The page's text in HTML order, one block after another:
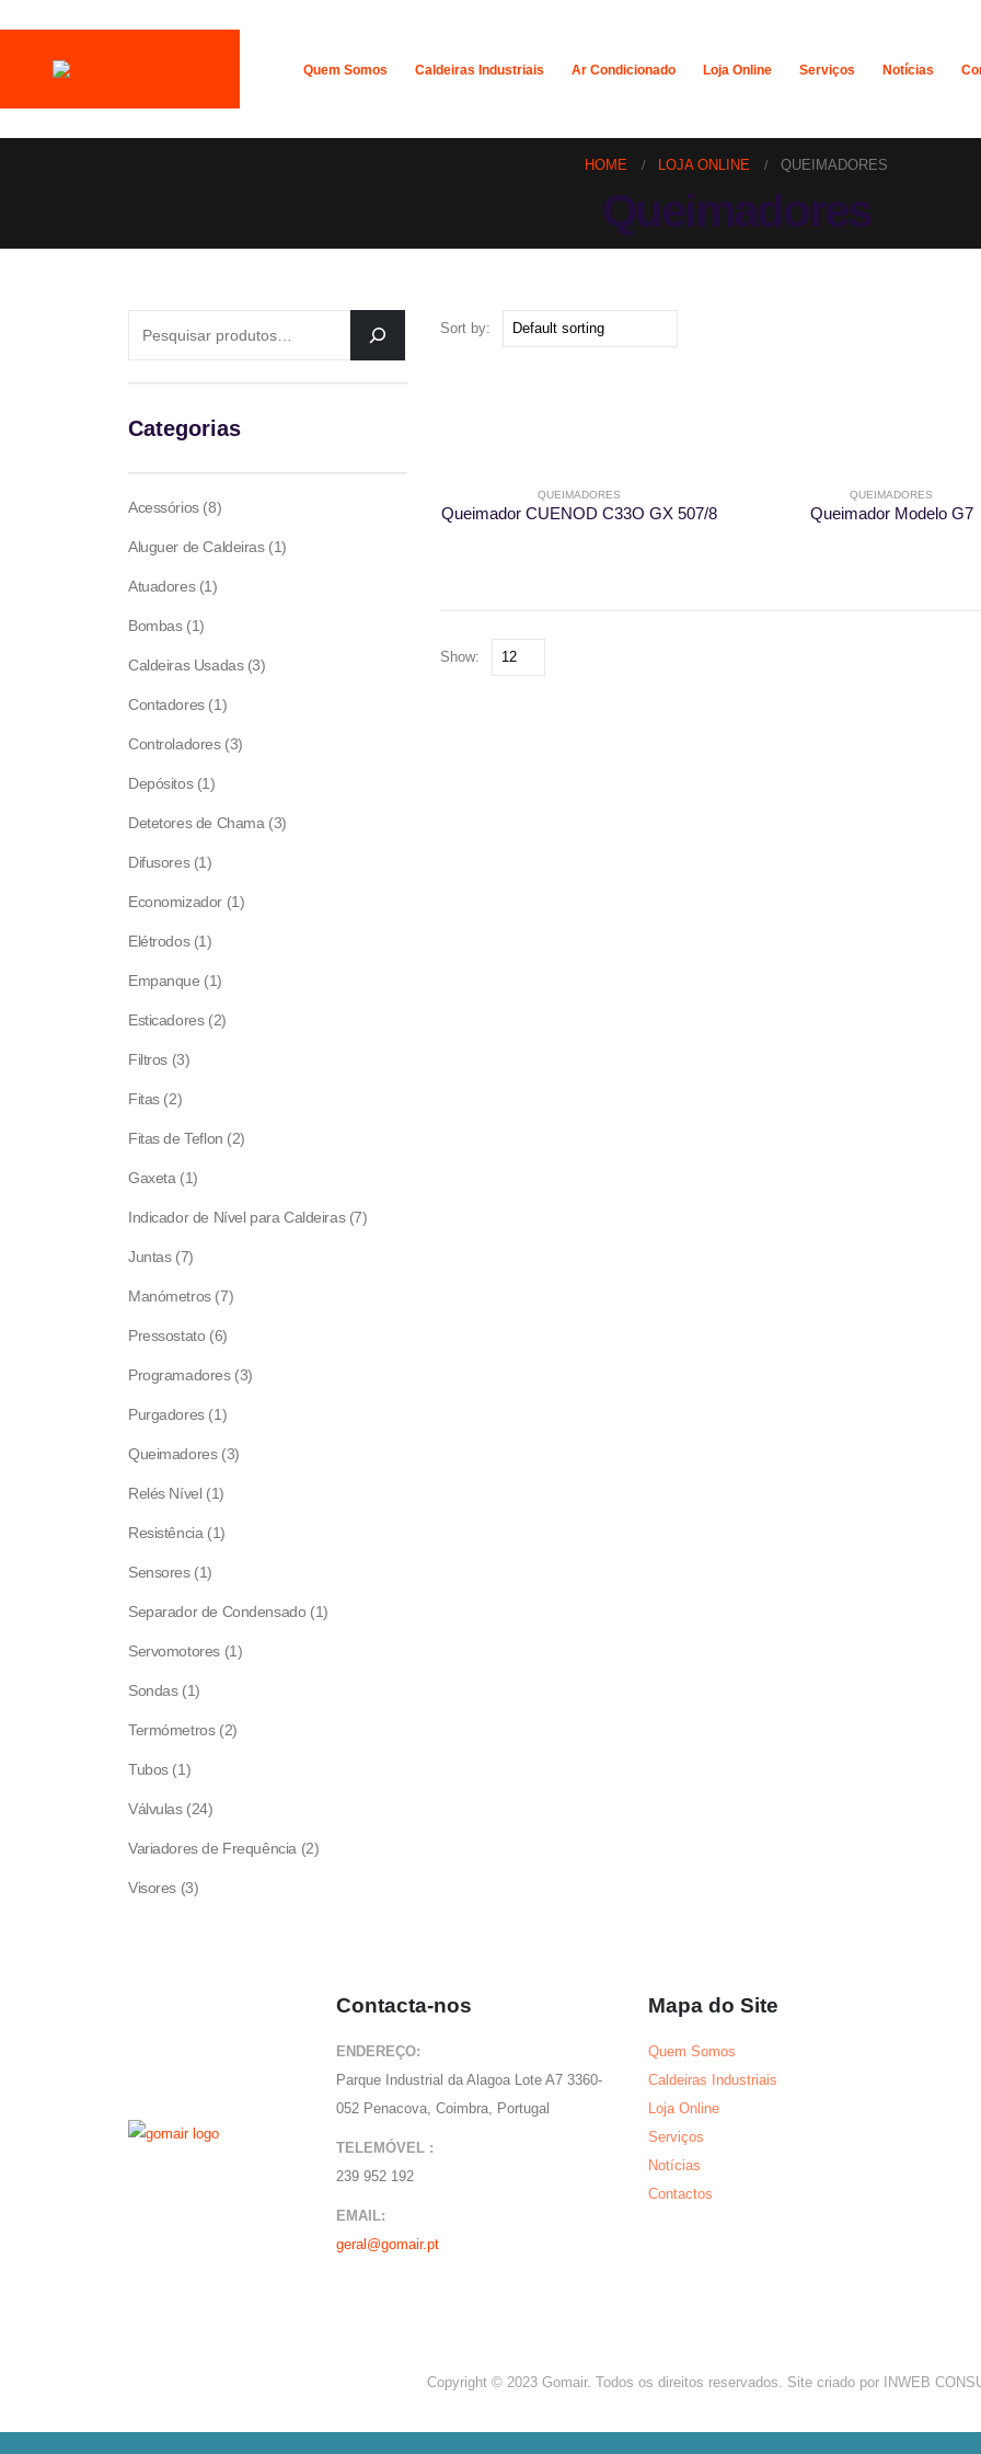
Quem Somos Caldeiras Industriais Ar Condicionado Loja Online Serviços Notícias
HOME LOJA ONLINE QUEIMADORES
Queimadores
Sort by:
QUEIMADORES
Queimador CUENOD C33O GX 507/8
QUEIMADORES
Queimador Modelo G7
Show:
Categorias
Acessórios 88
Aluguer de Caldeiras 11
Atuadores 11
Bombas 11
Caldeiras Usadas 33
Contadores 11
Controladores 33
Depósitos 11
Detetores de Chama 33
Difusores 11
Economizador 11
Elétrodos 11
Empanque 11
Esticadores 22
Filtros 33
Fitas 22
Fitas de Teflon 22
Gaxeta 11
Indicador de Nível para Caldeiras 77
Juntas 77
Manómetros 77
Pressostato 66
Programadores 33
Purgadores 11
Queimadores 33
Relés Nível 11
Resistência 11
Sensores 11
Separador de Condensado 11
Servomotores 11
Sondas 11
Termómetros 22
Tubos 11
Válvulas 2424
Variadores de Frequência 22
Visores 33
Contacta-nos
ENDEREÇO:
Parque Industrial da Alagoa Lote A7 3360-
052 Penacova, Coimbra, Portugal
TELEMÓVEL :
239 952 192
EMAIL:
geral@gomair.pt
Mapa do Site
Quem Somos
Caldeiras Industriais
Loja Online
Serviços
Notícias
Contactos
Copyright © 2023 Gomair. Todos os direitos reservados. Site criado por INWEB